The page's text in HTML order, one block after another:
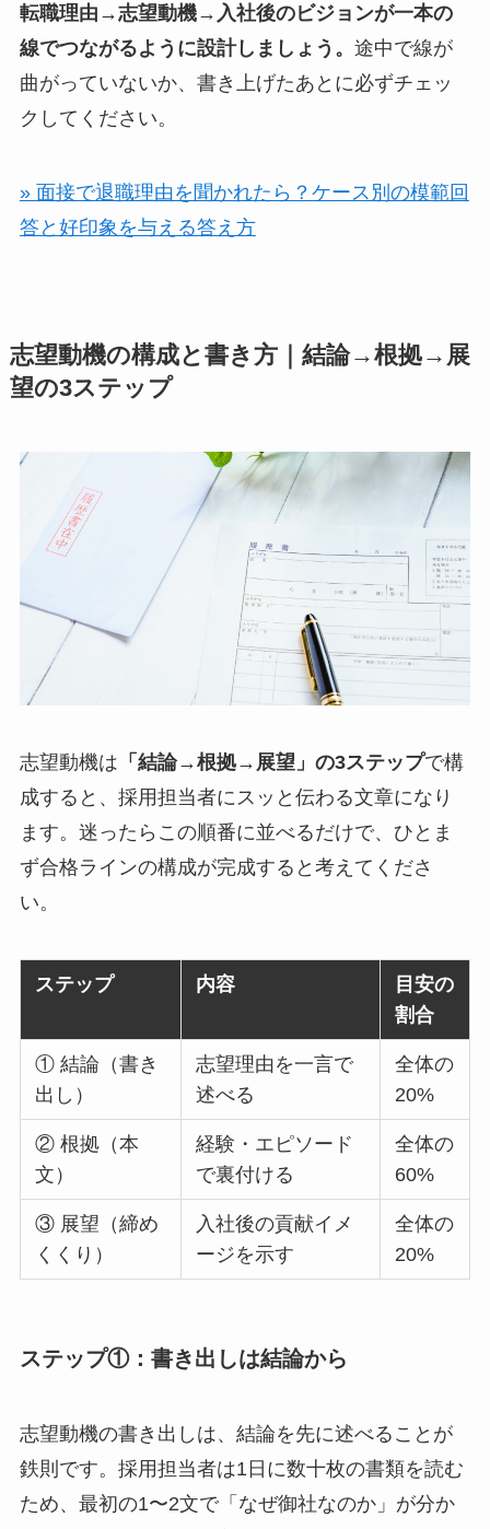
転職理由→志望動機→入社後のビジョンが一本の
線でつながるように設計しましょう。 途中で線が
曲がっていないか、書き上げたあとに必ずチェッ
クしてください。
» 面接で退職理由を聞かれたら？ケース別の模範回
答と好印象を与える答え方
志望動機の構成と書き方｜結論→根拠→展
望の3ステップ
志望動機は 「結論→根拠→展望」の3ステップで構
成すると、採用担当者にスッと伝わる文章になり
ます。迷ったらこの順番に並べるだけで、ひとま
ず合格ラインの構成が完成すると考えてくださ
い。
ステップ 内容
目安の
割合
① 結論（書き
出し）
志望理由を一言で
述べる
全体の
20%
② 根拠（本
文）
経験・エピソード
で裏付ける
全体の
60%
③ 展望（締め
くくり）
入社後の貢献イメ
ージを示す
全体の
20%
ステップ①：書き出しは結論から
志望動機の書き出しは、結論を先に述べることが
鉄則です。採用担当者は1日に数十枚の書類を読む
ため、最初の1〜2文で「なぜ御社なのか」が分か